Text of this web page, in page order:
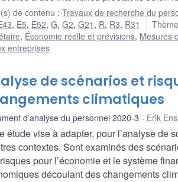
de contenu : Travaux de recherche du
, E5, E52, G, G2, G21 , R, R3, R31
, Économie réelle et prévisions, Mesures
entreprises
de scénarios et
climatiques
d’analyse du personnel 2020-3 Erik Ens
étude vise à adapter, pour l’analyse de
contextes. Sont examinés des
pour l’économie et le système
découlant des changements